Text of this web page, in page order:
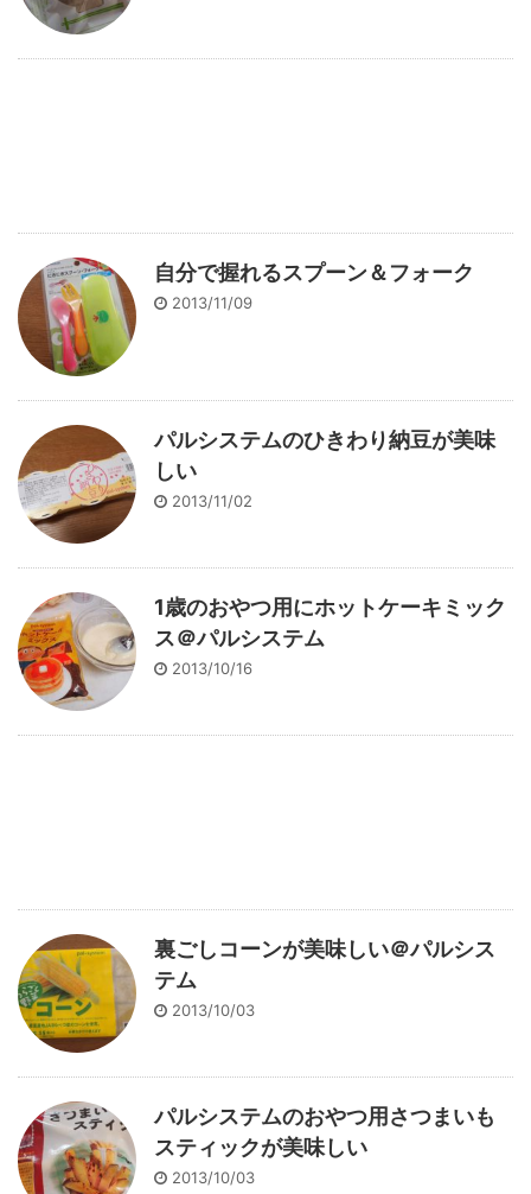
自分で握れるスプーン＆フォーク
2013/11/09
パルシステムのひきわり納豆が美味
しい
2013/11/02
1歳のおやつ用にホットケーキミック
ス＠パルシステム
2013/10/16
裏ごしコーンが美味しい＠パルシス
テム
2013/10/03
パルシステムのおやつ用さつまいも
スティックが美味しい
2013/10/03